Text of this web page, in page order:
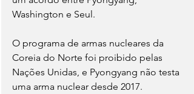
Washington e Seul.
O programa de armas nucleares da
Coreia do Norte foi proibido pelas
Nações Unidas, e Pyongyang não testa
uma arma nuclear desde 2017.